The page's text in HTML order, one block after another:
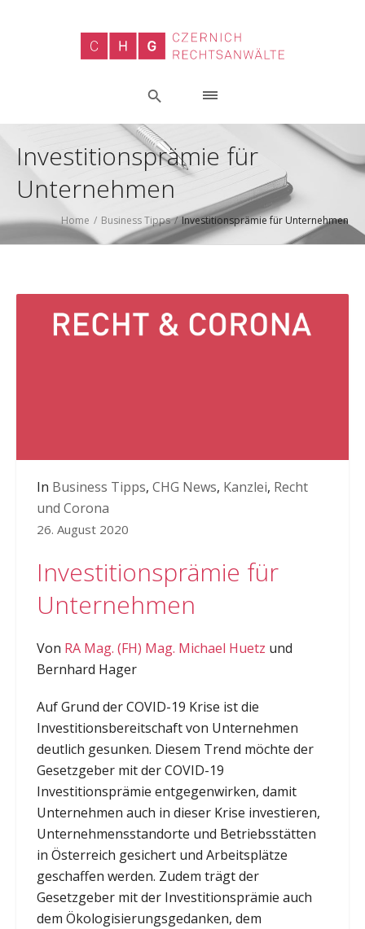
Investitionsprämie für
Unternehmen
Home / Business Tipps /Investitionsprämie für Unternehmen
In Business Tipps, CHG News, Kanzlei, Recht
und Corona
26. August 2020
Investitionsprämie für
Unternehmen
Von RA Mag. (FH) Mag. Michael Huetz und
Bernhard Hager
Auf Grund der COVID-19 Krise ist die
Investitionsbereitschaft von Unternehmen
deutlich gesunken. Diesem Trend möchte der
Gesetzgeber mit der COVID-19
Investitionsprämie entgegenwirken, damit
Unternehmen auch in dieser Krise investieren,
Unternehmensstandorte und Betriebsstätten
in Österreich gesichert und Arbeitsplätze
geschaffen werden. Zudem trägt der
Gesetzgeber mit der Investitionsprämie auch
dem Ökologisierungsgedanken, dem